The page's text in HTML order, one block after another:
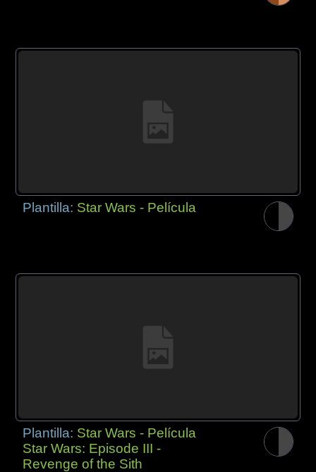
Plantilla: Star Wars - Película
Plantilla: Star Wars - Película
Star Wars: Episode III -
Revenge of the Sith